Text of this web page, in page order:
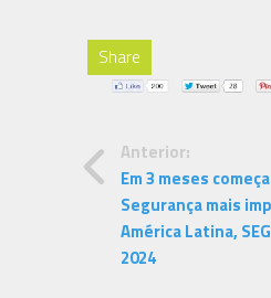
Share
Anterior:
Em 3 meses
Segurança mais
América Latina,
2024